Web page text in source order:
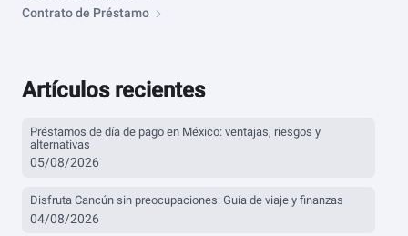
Contrato de Préstamo
Artículos recientes
Préstamos de día de pago en México: ventajas, riesgos y
alternativas
05/08/2026
Disfruta Cancún sin preocupaciones: Guía de viaje y finanzas
04/08/2026